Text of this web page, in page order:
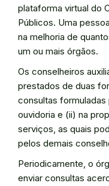
plataforma virtual do
Públicos. Uma
na melhoria de
um ou mais órgãos.
Os conselheiros
prestados de duas
consultas
ouvidoria e (ii) na
serviços, as quais
pelos demais
Periodicamente, o
enviar consultas